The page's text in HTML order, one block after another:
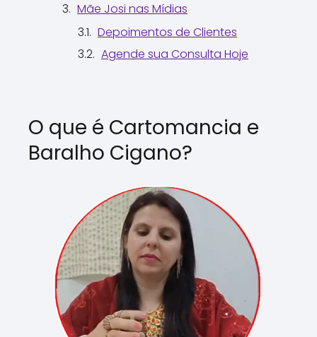
Mãe Josi nas Mídias
Depoimentos de Clientes
Agende sua Consulta Hoje
O que é Cartomancia e
Baralho Cigano?